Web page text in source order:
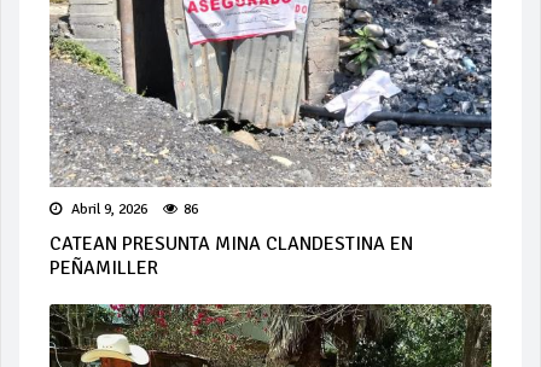
Abril 9, 2026 86
CATEAN PRESUNTA MINA CLANDESTINA EN
PEÑAMILLER